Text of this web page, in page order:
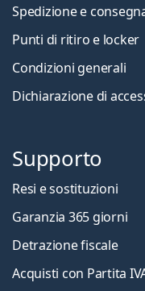
Spedizione e
Punti di ritiro e locker
Condizioni generali
Dichiarazione di
Supporto
Resi e sostituzioni
Garanzia 365 giorni
Detrazione fiscale
Acquisti con Partita